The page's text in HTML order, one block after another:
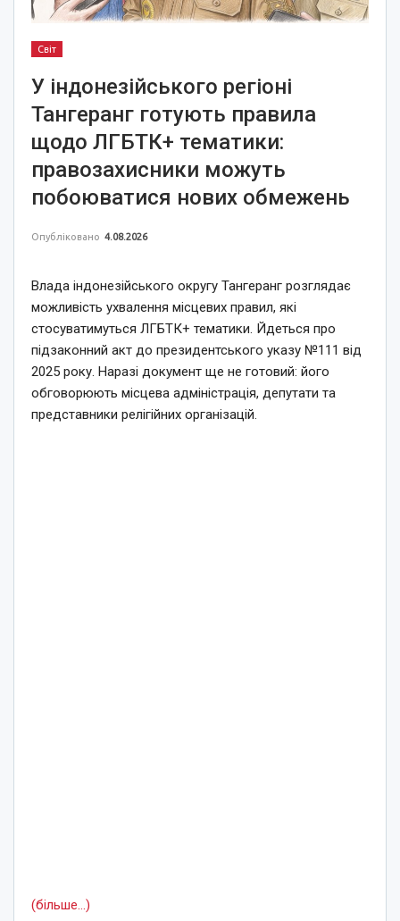
Світ
У індонезійського регіоні
Тангеранг готують правила
щодо ЛГБТК+ тематики:
правозахисники можуть
побоюватися нових обмежень
Опубліковано 4.08.2026
Влада індонезійського округу Тангеранг розглядає
можливість ухвалення місцевих правил, які
стосуватимуться ЛГБТК+ тематики. Йдеться про
підзаконний акт до президентського указу №111 від
2025 року. Наразі документ ще не готовий: його
обговорюють місцева адміністрація, депутати та
представники релігійних організацій.
(більше…)